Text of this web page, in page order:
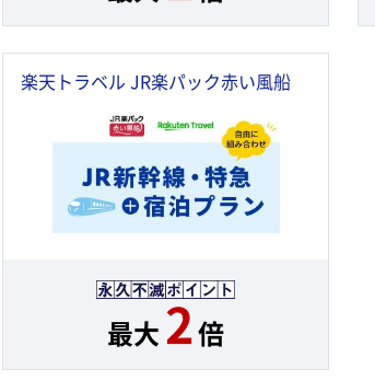
楽天トラベル JR楽パック赤い風船
最大2倍